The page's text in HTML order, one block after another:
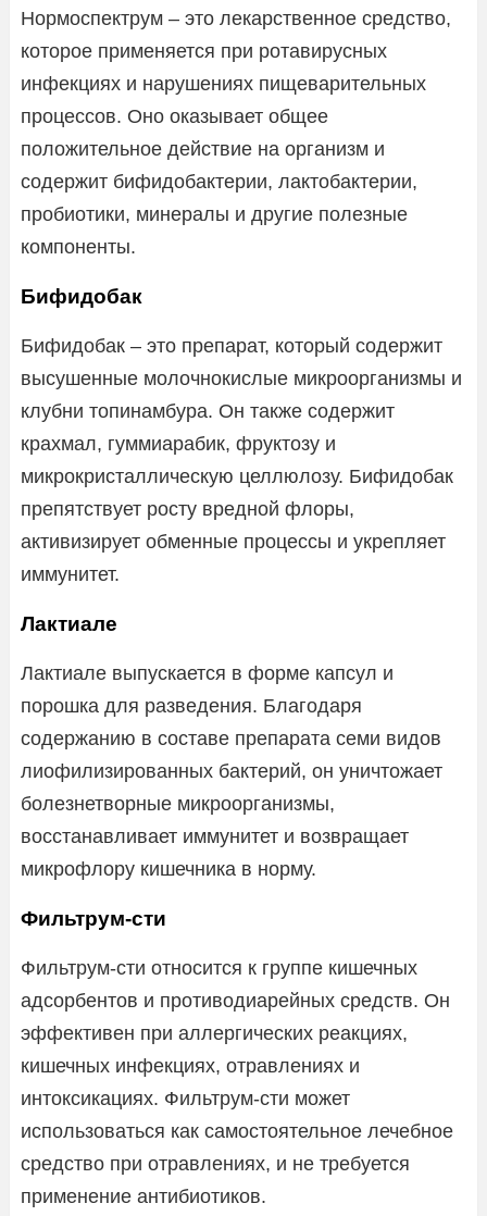
Нормоспектрум – это лекарственное средство,
которое применяется при ротавирусных
инфекциях и нарушениях пищеварительных
процессов. Оно оказывает общее
положительное действие на организм и
содержит бифидобактерии, лактобактерии,
пробиотики, минералы и другие полезные
компоненты.
Бифидобак
Бифидобак – это препарат, который содержит
высушенные молочнокислые микроорганизмы и
клубни топинамбура. Он также содержит
крахмал, гуммиарабик, фруктозу и
микрокристаллическую целлюлозу. Бифидобак
препятствует росту вредной флоры,
активизирует обменные процессы и укрепляет
иммунитет.
Лактиале
Лактиале выпускается в форме капсул и
порошка для разведения. Благодаря
содержанию в составе препарата семи видов
лиофилизированных бактерий, он уничтожает
болезнетворные микроорганизмы,
восстанавливает иммунитет и возвращает
микрофлору кишечника в норму.
Фильтрум-сти
Фильтрум-сти относится к группе кишечных
адсорбентов и противодиарейных средств. Он
эффективен при аллергических реакциях,
кишечных инфекциях, отравлениях и
интоксикациях. Фильтрум-сти может
использоваться как самостоятельное лечебное
средство при отравлениях, и не требуется
применение антибиотиков.